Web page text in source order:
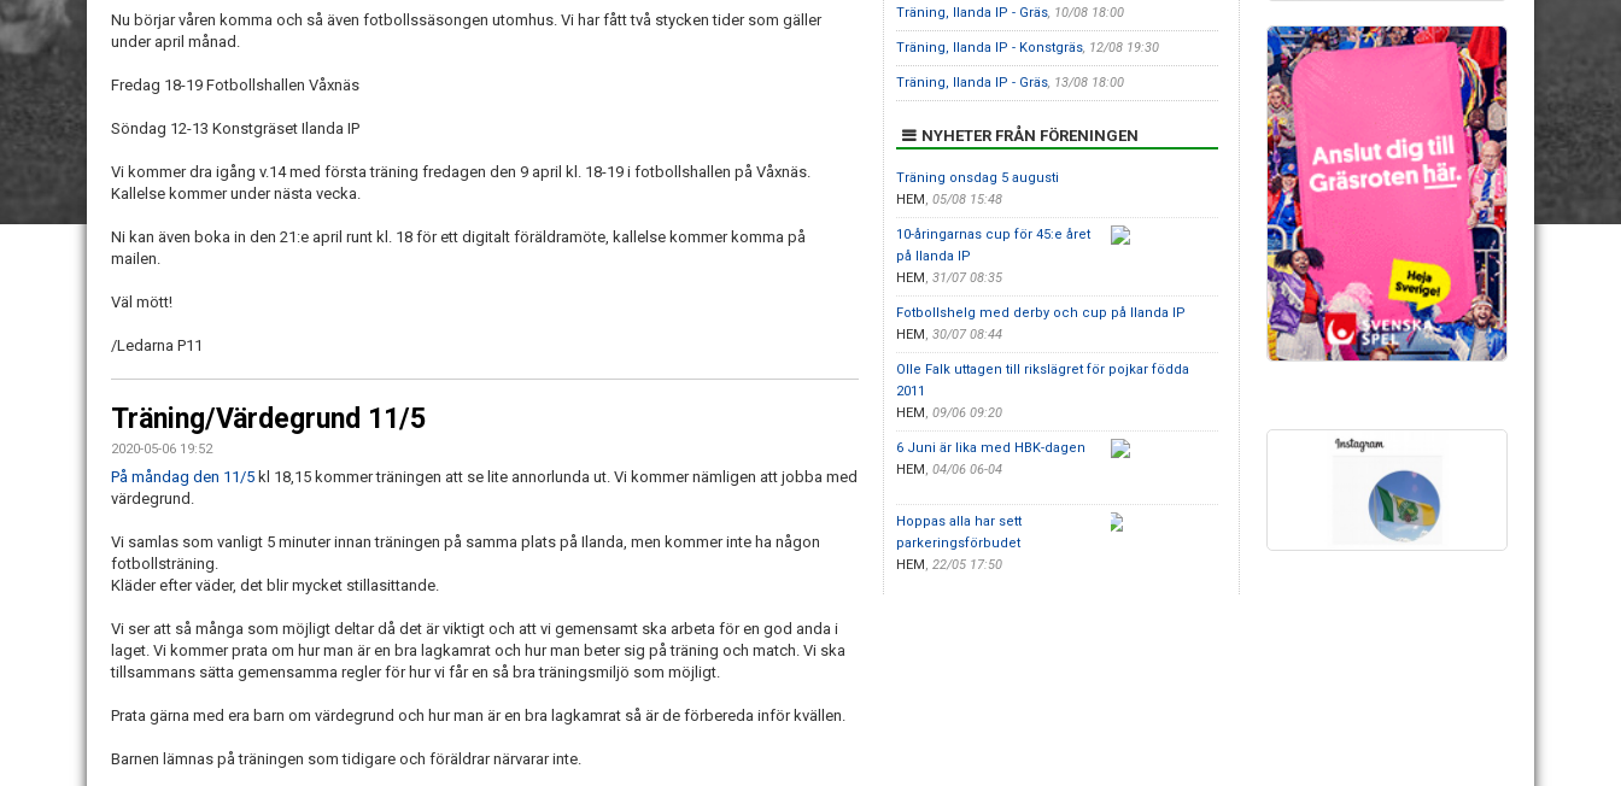
Nu börjar våren komma och så även fotbollssäsongen utomhus. Vi har fått två stycken tider som gäller
under april månad.
Fredag 18-19 Fotbollshallen Våxnäs
Söndag 12-13 Konstgräset Ilanda IP
Vi kommer dra igång v.14 med första träning fredagen den 9 april kl. 18-19 i fotbollshallen på Våxnäs.
Kallelse kommer under nästa vecka.
Ni kan även boka in den 21:e april runt kl. 18 för ett digitalt föräldramöte, kallelse kommer komma på
mailen.
Väl mött!
/Ledarna P11
Träning/Värdegrund 11/5
2020-05-06 19:52
På måndag den 11/5 kl 18,15 kommer träningen att se lite annorlunda ut. Vi kommer nämligen att jobba med
värdegrund.
Vi samlas som vanligt 5 minuter innan träningen på samma plats på Ilanda, men kommer inte ha någon
fotbollsträning.
Kläder efter väder, det blir mycket stillasittande.
Vi ser att så många som möjligt deltar då det är viktigt och att vi gemensamt ska arbeta för en god anda i
laget. Vi kommer prata om hur man är en bra lagkamrat och hur man beter sig på träning och match. Vi ska
tillsammans sätta gemensamma regler för hur vi får en så bra träningsmiljö som möjligt.
Prata gärna med era barn om värdegrund och hur man är en bra lagkamrat så är de förbereda inför kvällen.
Barnen lämnas på träningen som tidigare och föräldrar närvarar inte.
Träning, Ilanda IP - Gräs, 10/08 18:00
Träning, Ilanda IP - Konstgräs, 12/08 19:30
Träning, Ilanda IP - Gräs, 13/08 18:00
NYHETER FRÅN FÖRENINGEN
Träning onsdag 5 augusti
HEM, 05/08 15:48
10-åringarnas cup för 45:e året
på Ilanda IP
HEM, 31/07 08:35
Fotbollshelg med derby och cup på Ilanda IP
HEM, 30/07 08:44
Olle Falk uttagen till rikslägret för pojkar födda
2011
HEM, 09/06 09:20
6 Juni är lika med HBK-dagen
HEM, 04/06 06-04
Hoppas alla har sett
parkeringsförbudet
HEM, 22/05 17:50